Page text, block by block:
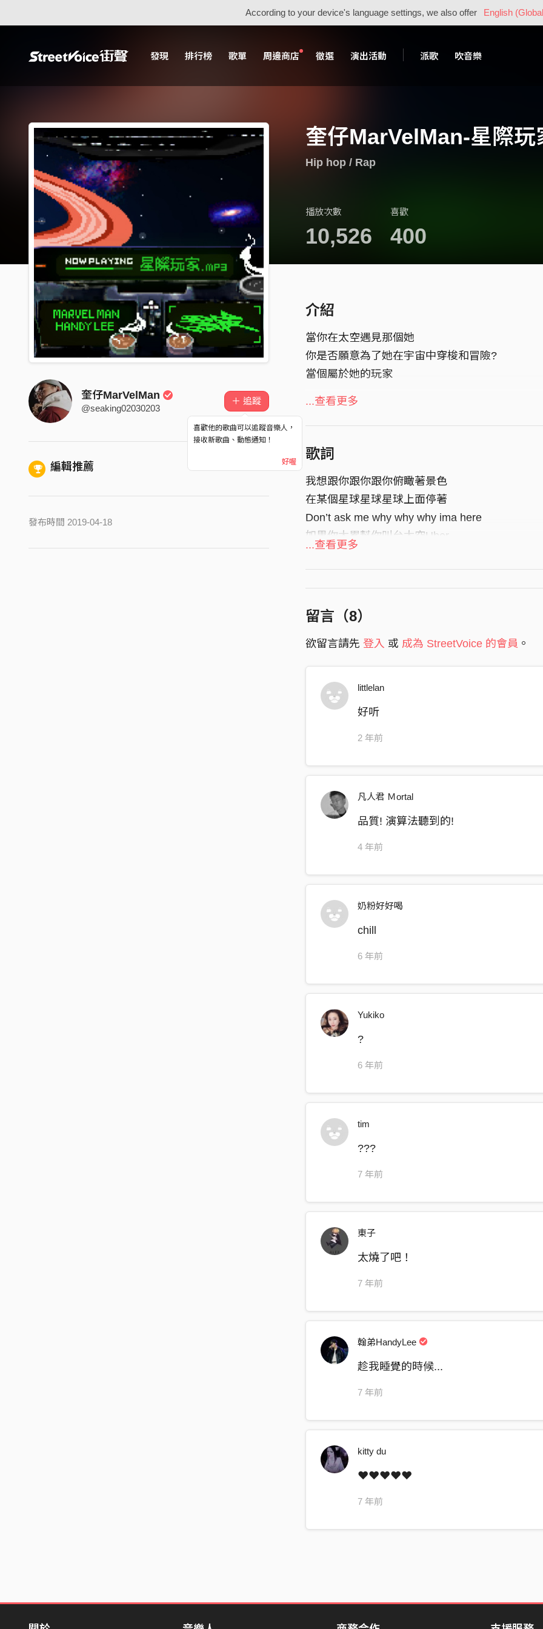
According to your device's language settings, we also offer English
發現 排行榜 歌單 周邊商店 徵選 演出活動 派歌 吹音樂
奎仔MarVelMan-星際
Hip hop / Rap
播放次數
10,526
喜歡
400
奎仔MarVelMan
@seaking02030203
＋ 追蹤
喜歡他的歌曲可以追蹤音樂人，
接收新歌曲、動態通知！
好喔
編輯推薦
發布時間 2019-04-18
介紹
當你在太空遇見那個她
你是否願意為了她在宇宙中穿梭和冒險?
當個屬於她的玩家
演唱：奎仔 MarVelMan / 翰弟HandyLee
編曲 Arrangement : Alex Petit
錄音 Recording Engineer：奎仔 MarVelMan
混音 Mixed By：WEN
Follow 黑皮 BlackSkin
FB :https://www.facebook.com/
IG :https://www.instagram.com/tc_handylee/
Follow 奎仔 MarVelMan
FB :https://www.facebook.com/
IG :https://www.instagram.com/marvelman666/
Follow WEN
...查看更多
歌詞
我想跟你跟你跟你俯瞰著景色
在某個星球星球星球上面停著
Don’t ask me why why why ima here
如果你太累幫你叫台太空Uber
It doesn’t matter
Im not a player
doesn’t matter
我可以陪著
陪你去看流星雨
把垃圾丟進去 前方的黑洞裡
I’m not a player
讓我剷除些hater用隕石畫開天色
帶你坐在土星環的rapper
不用借助藥物你也能夠天上飛著
脫離了城市牢籠
現在就盡情放縱
訊號他不會變弱
氧氣我給的很夠
代號是B-l-a to the c-k skin
地球聽到了嗎 這裡有新氣體
那是粉紅色帶了一點的興奮劑
在某個星球星球星球上面停著
Don’t ask me why why why ima here
It doesn’t matter
Im not a player
我可以陪著
陪你去看流星雨
沒壓力也沒有目的地
引力牽著妳 but I want take u flyaway
星塵灑在咖啡杯 顛覆著混著宇宙中的味蕾
沒有了錯與對 uhuh
該如何去面對 uhuh
in the space
we got the chance
if miss u now maybe I can’t meet u again
代號是B-l-a to the c-k skin
地球聽到了嗎 這裡有新氣體
我的flow這麼簡單請你聽進去
我想跟你跟你跟你俯瞰著景色
在某個星球星球星球上面停著
我可以陪著
陪你去看流星雨
...查看更多
留言（8）
欲留言請先 登入 或 成為 StreetVoice 的會員 。
littlelan
好听
2 年前
凡人君 Ｍortal
品質! 演算法聽到的!
4 年前
奶粉好好喝
chill
6 年前
Yukiko
?
6 年前
tim
???
7 年前
東子
太燒了吧！
7 年前
翰弟HandyLee
趁我睡覺的時候...
7 年前
kitty du
❤❤❤❤❤
7 年前